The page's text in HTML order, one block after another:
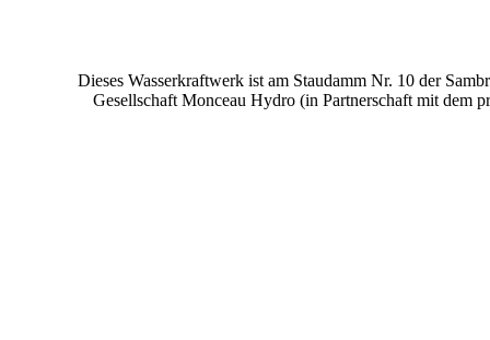
Dieses Wasserkraftwerk ist am Staudamm Nr. 10 der
Gesellschaft Monceau Hydro (in Partnerschaft mit dem